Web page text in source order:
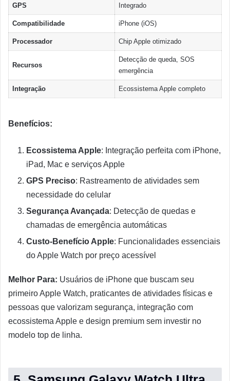
GPS Integrado
Compatibilidade iPhone (iOS)
Processador Chip Apple otimizado
Recursos
Detecção de queda, SOS
emergência
Integração Ecossistema Apple completo
Benefícios:
Ecossistema Apple: Integração perfeita com iPhone,
iPad, Mac e serviços Apple
GPS Preciso: Rastreamento de atividades sem
necessidade do celular
Segurança Avançada: Detecção de quedas e
chamadas de emergência automáticas
Custo-Benefício Apple: Funcionalidades essenciais
do Apple Watch por preço acessível
Melhor Para: Usuários de iPhone que buscam seu
primeiro Apple Watch, praticantes de atividades físicas e
pessoas que valorizam segurança, integração com
ecossistema Apple e design premium sem investir no
modelo top de linha.